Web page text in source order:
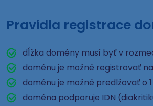
Pravidla registrace
dĺžka domény musí byť v
doménu je možné registrovať
doménu je možné predlžovať o
doména podporuje IDN